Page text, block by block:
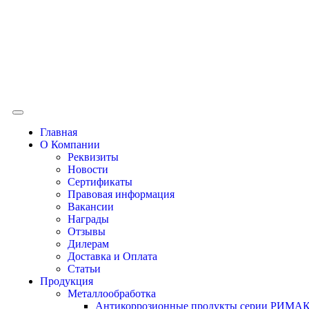
Главная
О Компании
Реквизиты
Новости
Сертификаты
Правовая информация
Вакансии
Награды
Отзывы
Дилерам
Доставка и Оплата
Статьи
Продукция
Металлообработка
Антикоррозионные продукты серии